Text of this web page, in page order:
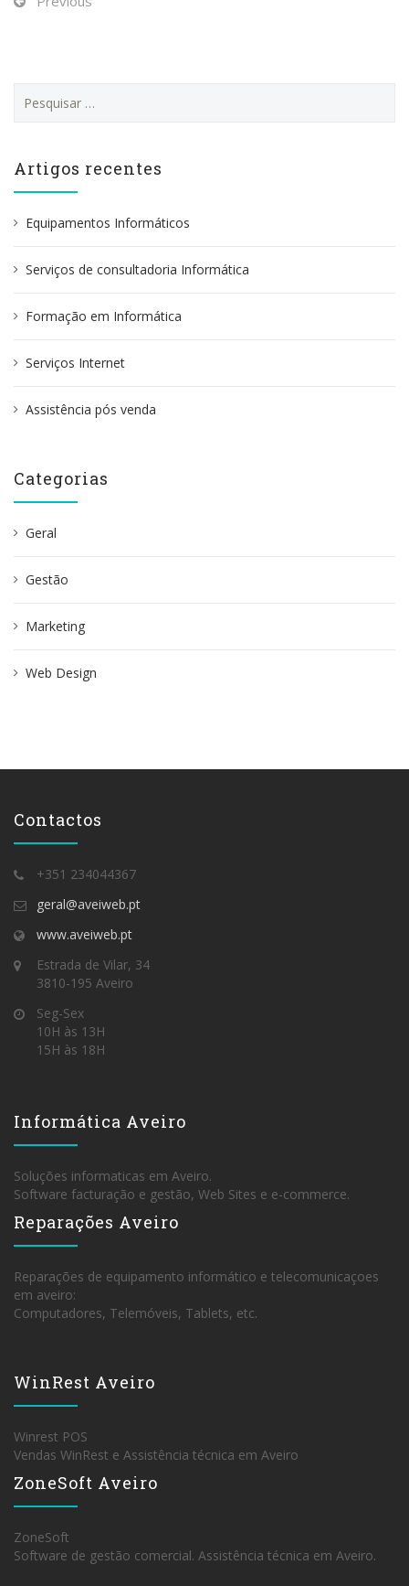
u
a
o
:
Artigos recentes
Equipamentos Informáticos
Serviços de consultadoria Informática
Formação em Informática
Serviços Internet
Assistência pós venda
Categorias
Geral
Gestão
Marketing
Web Design
Contactos
+351 234044367
geral@aveiweb.pt
www.aveiweb.pt
Estrada de Vilar, 34
3810-195 Aveiro
Seg-Sex
10H às 13H
15H às 18H
Informática Aveiro
Soluções informaticas em Aveiro.
Software facturação e gestão, Web Sites e e-commerce.
Reparações Aveiro
Reparações de equipamento informático e telecomunicaçoes
em aveiro:
Computadores, Telemóveis, Tablets, etc.
WinRest Aveiro
Winrest POS
Vendas WinRest e Assistência técnica em Aveiro
ZoneSoft Aveiro
ZoneSoft
Software de gestão comercial. Assistência técnica em Aveiro.